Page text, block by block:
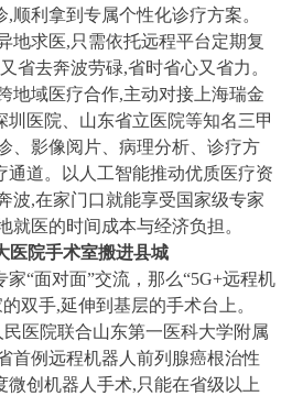
顺利拿到专属个性化诊疗方案。
地求医,只需依托远程平台定期复
省去奔波劳碌,省时省心又省力。
地域医疗合作,主动对接上海瑞金
圳医院、山东省立医院等知名三甲
、影像阅片、病理分析、诊疗方
通道。以人工智能推动优质医疗资
波,在家门口就能享受国家级专家
就医的时间成本与经济负担。
医院手术室搬进县城
“面对面”交流，那么“5G+远程机
双手,延伸到基层的手术台上。
医院联合山东第一医科大学附属
首例远程机器人前列腺癌根治性
微创机器人手术,只能在省级以上